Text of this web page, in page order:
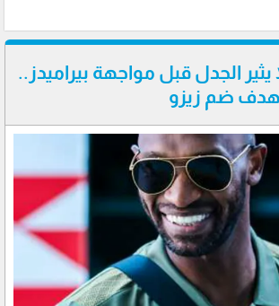
الجدل قبل مواجهة بيراميدز..
ضم زيزو